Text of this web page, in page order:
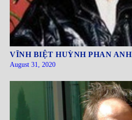
VĨNH BIỆT HUỲNH PHAN ANH
August 31, 2020